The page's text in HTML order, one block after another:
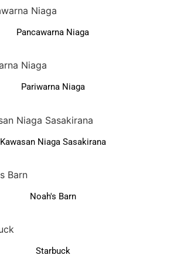
Pancawarna Niaga
Pariwarna Niaga
Kawasan Niaga Sasakirana
Noah's Barn
Starbuck